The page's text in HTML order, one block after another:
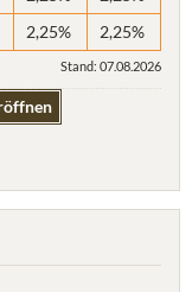
2,25% 2,25%
Stand: 07.08.2026